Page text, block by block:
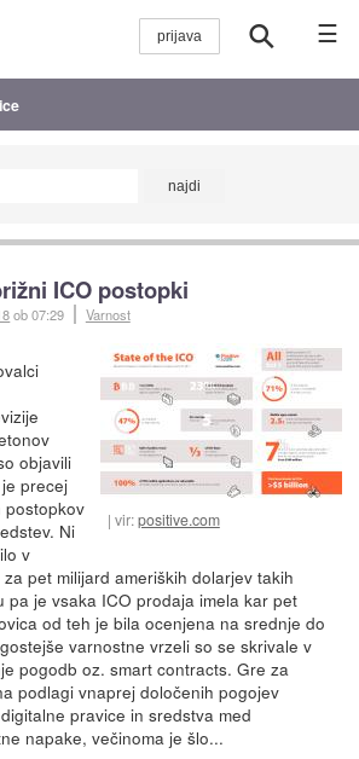
☰
ICO postopki
ob 07:29 Varnost
vir:positive.com
objavili
precej
postopkov
Ni
v
pet milijard ameriških dolarjev takih
pa je vsaka ICO prodaja imela kar pet
od teh je bila ocenjena na srednje do
varnostne vrzeli so se skrivale v
pogodb oz. smart contracts. Gre za
podlagi vnaprej določenih pogojev
pravice in sredstva med
napake, večinoma je šlo...